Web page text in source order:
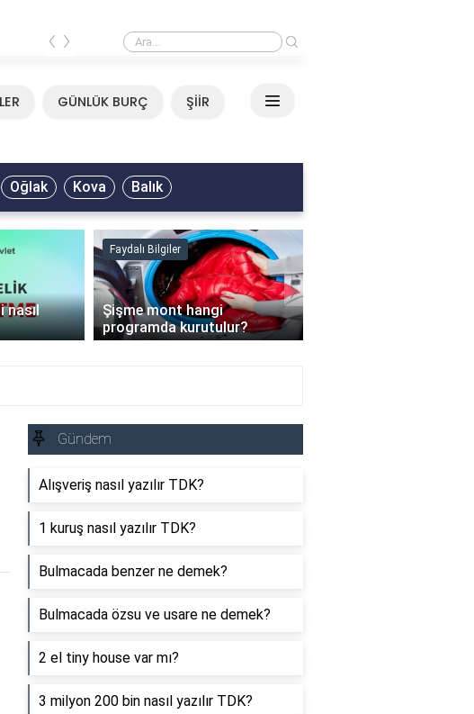
Mirkelam - Tavla Sözleri
‹ ›
GÜNLÜK BURÇ ŞİİR
Oğlak Kova Balık
nasıl
Faydalı Bilgiler
Şişme mont hangi
programda kurutulur?
›
Gündem
Alışveriş nasıl yazılır TDK?
1 kuruş nasıl yazılır TDK?
Bulmacada benzer ne demek?
Bulmacada özsu ve usare ne demek?
2 el tiny house var mı?
3 milyon 200 bin nasıl yazılır TDK?